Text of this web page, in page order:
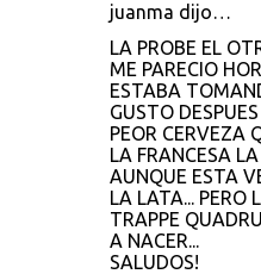
juanma dijo…
LA PROBE EL
ME PARECIO
ESTABA
GUSTO
PEOR CERVEZA
LA FRANCESA
AUNQUE ESTA
LA LATA... PERO
TRAPPE
A NACER...
SALUDOS!